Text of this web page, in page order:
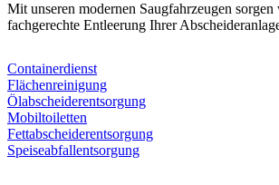
Mit unseren modernen Saugfahrzeugen
fachgerechte Entleerung Ihrer
Containerdienst
Flächenreinigung
Ölabscheiderentsorgung
Mobiltoiletten
Fettabscheiderentsorgung
Speiseabfallentsorgung